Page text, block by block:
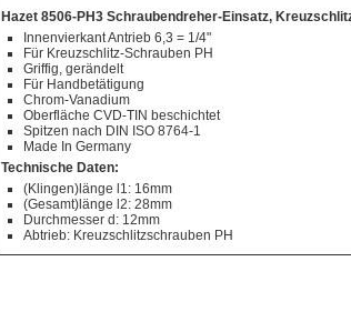
Hazet 8506-PH3 Schraubendreher-Einsatz,
Innenvierkant Antrieb 6,3 = 1/4"
Für Kreuzschlitz-Schrauben PH
Griffig, gerändelt
Für Handbetätigung
Chrom-Vanadium
Oberfläche CVD-TIN beschichtet
Spitzen nach DIN ISO 8764-1
Made In Germany
Technische Daten:
(Klingen)länge l1: 16mm
(Gesamt)länge l2: 28mm
Durchmesser d: 12mm
Abtrieb: Kreuzschlitzschrauben PH